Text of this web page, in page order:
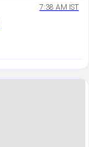
7:38 AM IST